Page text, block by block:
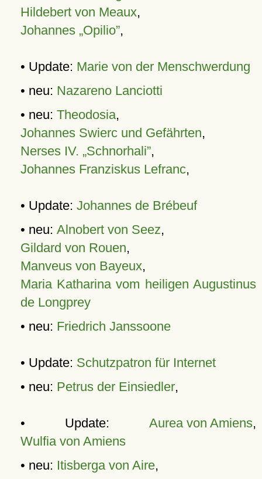
Hildebert von Meaux,
Johannes „Opilio”,
• Update: Marie von der Menschwerdung
• neu: Nazareno Lanciotti
• neu: Theodosia,
Johannes Swierc und Gefährten,
Nerses IV. „Schnorhali”,
Johannes Franziskus Lefranc,
• Update: Johannes de Brébeuf
• neu: Alnobert von Seez,
Gildard von Rouen,
Manveus von Bayeux,
Maria Katharina vom heiligen Augustinus
de Longprey
• neu: Friedrich Janssoone
• Update: Schutzpatron für Internet
• neu: Petrus der Einsiedler,
• Update: Aurea von Amiens,
Wulfia von Amiens
• neu: Itisberga von Aire,